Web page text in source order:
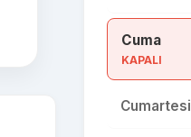
Cuma
KAPALI
Cumartesi